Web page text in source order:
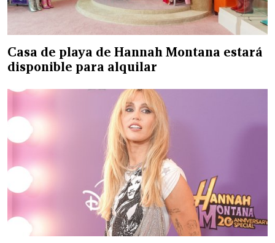
Casa de playa de Hannah Montana estará
disponible para alquilar